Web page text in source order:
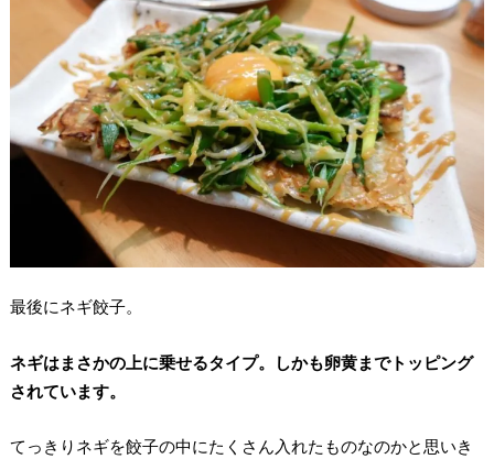
最後にネギ餃子。
ネギはまさかの上に乗せるタイプ。しかも卵黄までトッピング
されています。
てっきりネギを餃子の中にたくさん入れたものなのかと思いき